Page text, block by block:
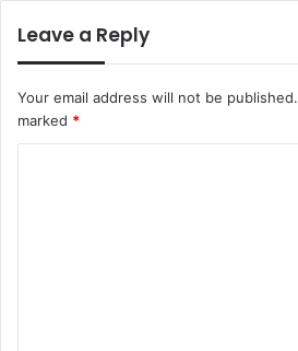
Leave a Reply
Your email address will not be published.
marked *